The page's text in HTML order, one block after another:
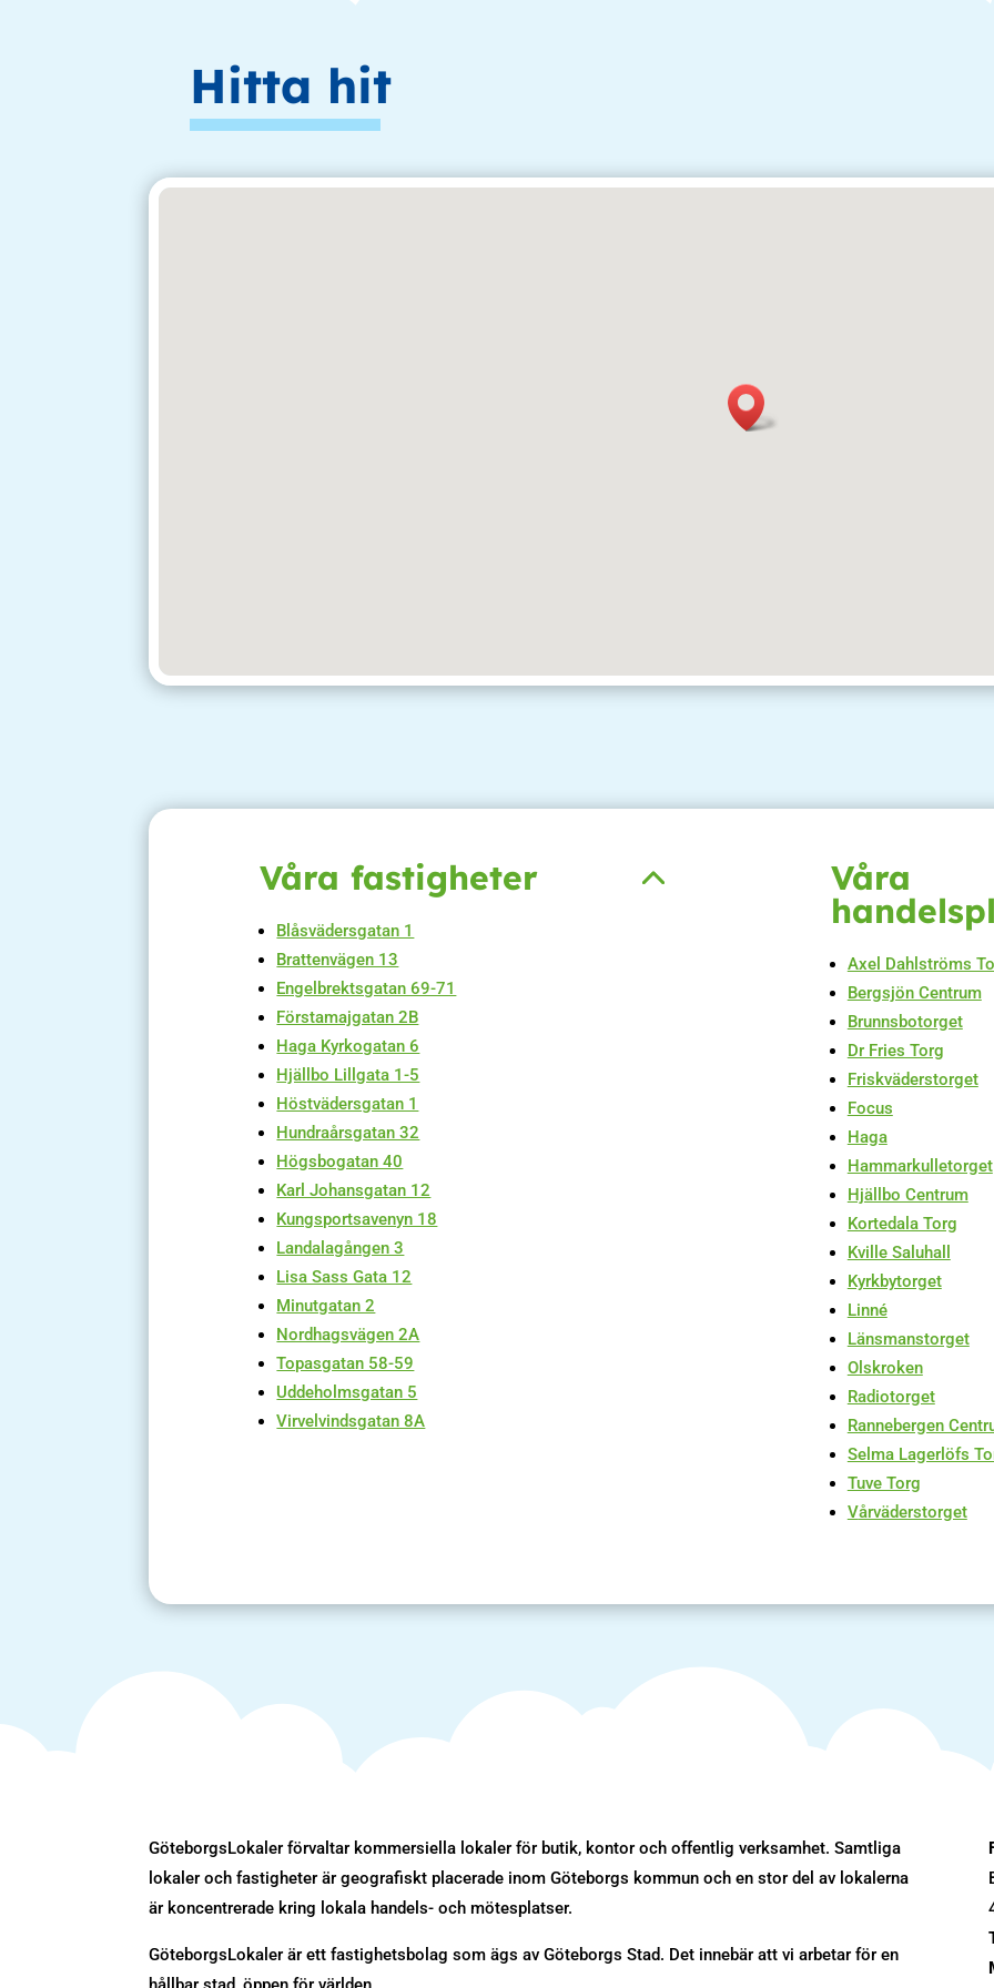
Hitta hit
Våra fastigheter
Blåsvädersgatan 1
Brattenvägen 13
Engelbrektsgatan 69-71
Förstamajgatan 2B
Haga Kyrkogatan 6
Hjällbo Lillgata 1-5
Höstvädersgatan 1
Hundraårsgatan 32
Högsbogatan 40
Karl Johansgatan 12
Kungsportsavenyn 18
Landalagången 3
Lisa Sass Gata 12
Minutgatan 2
Nordhagsvägen 2A
Topasgatan 58-59
Uddeholmsgatan 5
Virvelvindsgatan 8A
Våra
Axel Dahlströms
Bergsjön Centrum
Brunnsbotorget
Dr Fries Torg
Friskväderstorget
Focus
Haga
Hammarkulletorget
Hjällbo Centrum
Kortedala Torg
Kville Saluhall
Kyrkbytorget
Linné
Länsmanstorget
Olskroken
Radiotorget
Rannebergen
Selma Lagerlöfs
Tuve Torg
Vårväderstorget
GöteborgsLokaler förvaltar kommersiella lokaler för butik, kontor och offentlig verksamhet. Samtliga
lokaler och fastigheter är geografiskt placerade inom Göteborgs kommun och en stor del av lokalerna
är koncentrerade kring lokala handels- och mötesplatser.
GöteborgsLokaler är ett fastighetsbolag som ägs av Göteborgs Stad. Det innebär att vi arbetar för en